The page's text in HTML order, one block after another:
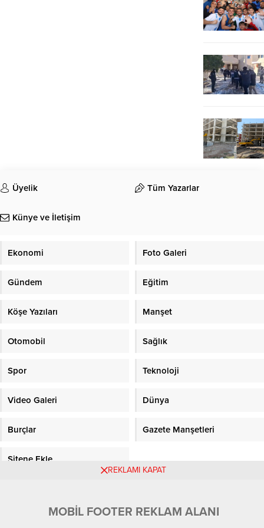
Üyelik Tüm Yazarlar
Künye ve İletişim
Ekonomi Foto Galeri
Gündem Eğitim
Köşe Yazıları Manşet
Otomobil Sağlık
Spor Teknoloji
Video Galeri Dünya
Burçlar Gazete Manşetleri
Sitene Ekle
REKLAMI KAPAT
MOBİL FOOTER REKLAM ALANI